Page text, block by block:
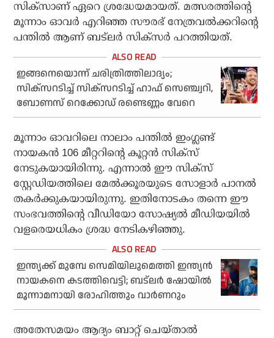
സിക്‌സാണ് ഏറെ ശ്രദ്ധേയമായത്. മത്സരത്തിന്റെ
മൂന്നാം ഓവര്‍ എറിഞ്ഞ സൗരഭ് നേത്രവല്‍ക്കറിന്റെ
പന്തില്‍ ആണ് ബട്‌ലര്‍ സിക്‌സര്‍ പറത്തിയത്.
ഇങ്ങനെയൊന്ന് ചരിത്രിത്തിലാദ്യം;
സിക്‌സറടിച്ച് സിക്‌സറടിച്ച് ഹാഫ് സെഞ്ച്വറി,
ബോണസ് റെക്കോഡ് രണ്ടെണ്ണം വേറെ
മൂന്നാം ഓവറിലെ നാലാം പന്തില്‍ ഇംഗ്ലണ്ട്
നായകന്‍ 106 മീറ്ററിന്റെ കൂറ്റന്‍ സിക്‌സ്
നേടുകയായിരിന്നു. എന്നാല്‍ ഈ സിക്‌സ്
സ്റ്റേഡിയത്തിലെ മേല്‍ക്കൂരയുടെ സോളാര്‍ പാനല്‍
തകര്‍ക്കുകയായിരുന്നു. ഇതിനോടകം തന്നെ ഈ
സംഭവത്തിന്റെ വീഡിയോ സോഷ്യല്‍ മീഡിയയില്‍
വളരെയധികം ശ്രദ്ധ നേടികഴിഞ്ഞു.
ഇന്ത്യക്ക് മുമ്പേ സെമിയിലുമെത്തി ഇന്ത്യന്‍
നായകനെ കടത്തിവെട്ടി; ബട്‌ലര്‍ ഷോയില്‍
മൂന്നാമനായി രോഹിത്തും വാര്‍ണറും
അതേസമയം ആദ്യം ബാറ്റ് ചെയ്താല്‍